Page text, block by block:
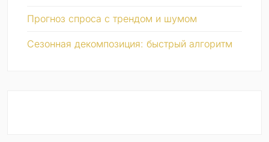
Прогноз спроса с трендом и шумом
Сезонная декомпозиция: быстрый алгоритм